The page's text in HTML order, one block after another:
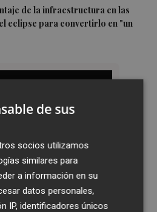
de la infraestructura en las
eclipse para convertirlo en "un
de sus
socios utilizamos
similares para
a información en su
datos personales,
IP, identificadores únicos